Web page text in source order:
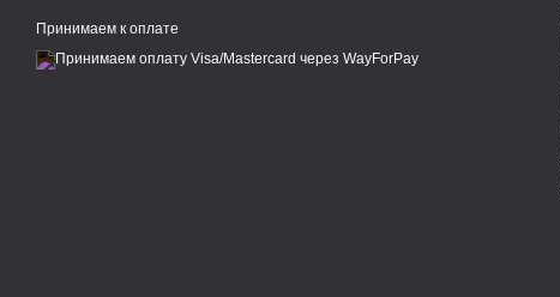
Принимаем к оплате